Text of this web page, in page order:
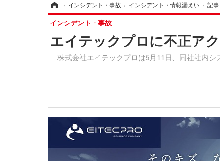
› インシデント・事故 › インシデント・情報漏えい › 記事
エイテックプロに不正ア
株式会社エイテックプロは5月11日、同社社内シ
インシデント・事故